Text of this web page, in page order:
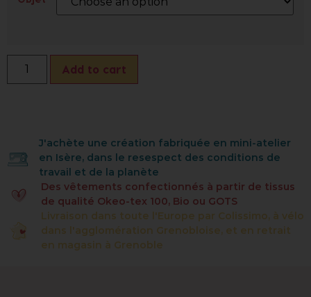
Add to cart
J'achète une création fabriquée en mini-atelier
en Isère, dans le resespect des conditions de
travail et de la planète
Des vêtements confectionnés à partir de tissus
de qualité Okeo-tex 100, Bio ou GOTS
Livraison dans toute l'Europe par Colissimo, à vélo
dans l'agglomération Grenobloise, et en retrait
en magasin à Grenoble